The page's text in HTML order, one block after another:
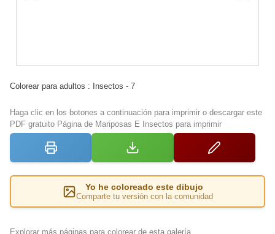
Colorear para adultos : Insectos - 7
Haga clic en los botones a continuación para imprimir o descargar este
PDF gratuito Página de Mariposas E Insectos para imprimir
Yo he coloreado este dibujo
Comparte tu versión con la comunidad
Explorar más páginas para colorear de esta galería